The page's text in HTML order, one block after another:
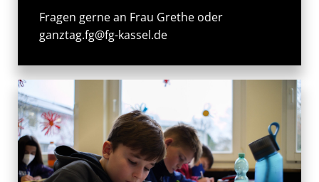
Fragen gerne an Frau Grethe oder
ganztag.fg@fg-kassel.de